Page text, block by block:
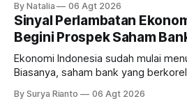
masih menarik dilirik?
By Natalia 06 Agt 2026
Sinyal Perlambatan
Begini Prospek Saham
Ekonomi Indonesia sudah mulai
Biasanya, saham bank yang
bank ke depannya?
By Surya Rianto 06 Agt 2026